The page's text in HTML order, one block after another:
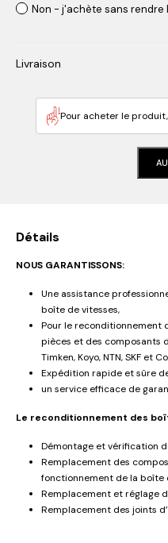
Non - j'achète sans
Livraison
Pour acheter le
Détails
NOUS GARANTISSONS:
Une assistance
boîte de vitesses,
Pour le reconditionnement
pièces et des composants
Timken, Koyo, NTN, SKF et
Expédition rapide et sûre
un service efficace de
Le reconditionnement des
Démontage et vérification
Remplacement des
fonctionnement de la boîte
Remplacement et réglage
Remplacement des joints